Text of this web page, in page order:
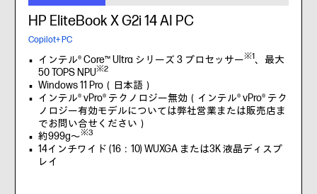
HP EliteBook X G2i 14 AI PC
Copilot+ PC
インテル® Core™ Ultra シリーズ 3 プロセッサー※1、最大
50 TOPS NPU※2
Windows 11 Pro（日本語）
インテル® vPro® テクノロジー無効（インテル® vPro® テク
ノロジー有効モデルについては弊社営業または販売店ま
でお問い合せください）
約999g～※3
14インチワイド (16：10) WUXGA または3K 液晶ディスプ
レイ